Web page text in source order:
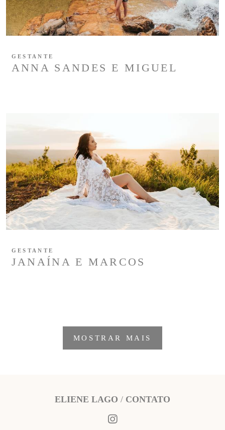
ANNA SANDES E MIGUEL
GESTANTE
JANAÍNA E MARCOS
GESTANTE
MOSTRAR MAIS
ELIENE LAGO / CONTATO